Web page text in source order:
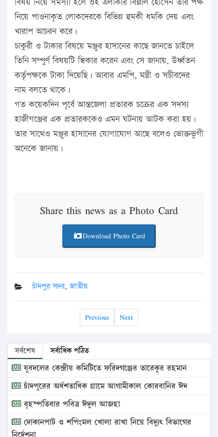
নিয়ে পাওনাকৃত লোকদেরকে বিভিন্ন হুমকী ধমকি দেয় এবং
খারাপ আচরন করে।
চাকুরী ও টাকার বিষয়ে মঞ্জুর হাসানের কাছে জানতে চাইলে
তিনি সম্পুর্ণ বিষয়টি স্বিকার করেন এবং সে জানায়, উর্ধ্বতন
কর্তৃপক্ষকে টাকা দিয়েছি। আবার এমপি, মন্ত্রী ও সচীবদের
নাম বলতে থাকে।
গত কয়েকদিন পূর্বে আন্তজেলা প্রতারক চক্রের এক সদস্য
হাজীগঞ্জের এক প্রতারককেও এমন ঘটনায় আটক করা হয়।
তার সাথেও মঞ্জুর হাসানের যোগাযোগ আছে বলেও ভোক্তভুগী
অনেকে জানায়।
Share this news as a Photo Card
Download Photo Card
চাঁদপুর সদর,জাতীয়
Previous Next
সর্বশেষ সর্বাধিক পঠিত
যুবদলের কেন্দ্রীয় কমিটিতে ফরিদগঞ্জের তারেকুর রহমান
চাঁদপুরের অর্ধশতাধিক গ্রামে আগামীকাল কোরবানির ঈদ
বৃহস্পতিবার পবিত্র ঈদুল আজহা
দোকানপাট ও শপিংমল খোলা রাখা নিয়ে বিদ্যুৎ বিভাগের